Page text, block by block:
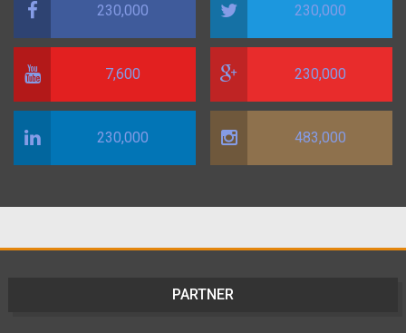
230,000 230,000
7,600 230,000
230,000 483,000
PARTNER